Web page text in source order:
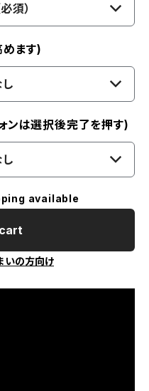
須）
ます)
ンは選択後完了を押す)
available
いの方向け